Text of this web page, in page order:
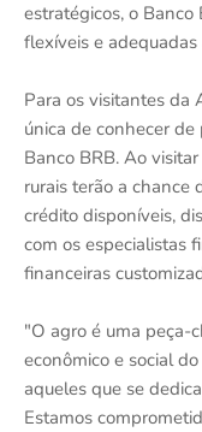
estratégicos, o Banco
flexíveis e
Para os visitantes da
única de conhecer
Banco BRB. Ao
rurais terão a chance
crédito disponíveis,
com os especialistas
financeiras
"O agro é uma peça-
econômico e social
aqueles que se
Estamos